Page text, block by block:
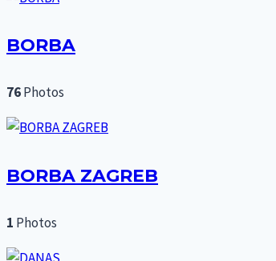
BORBA
76Photos
BORBA ZAGREB
1 Photos